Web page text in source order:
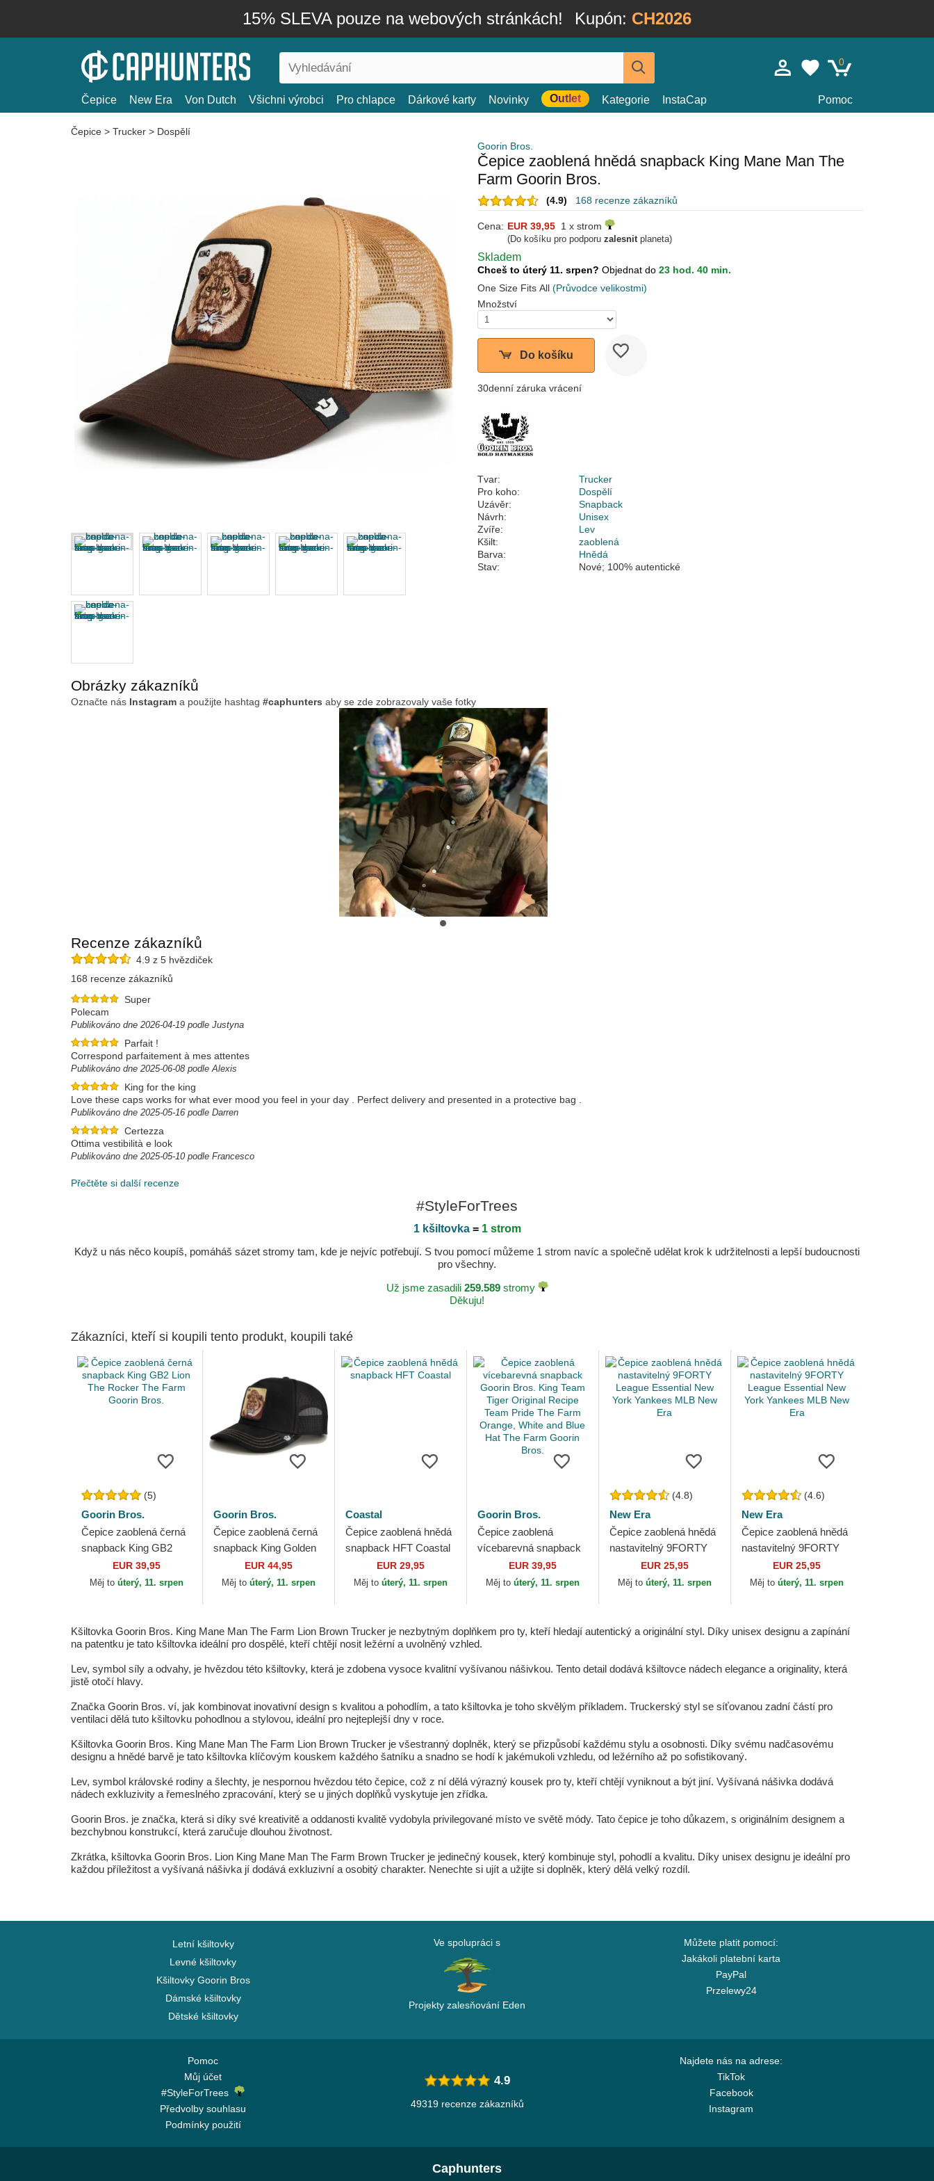
15% SLEVA pouze na webových stránkách! Kupón: CH2026
0
Čepice New Era Von Dutch Všichni výrobci Pro chlapce Dárkové karty Novinky Outlet Kategorie InstaCap Pomoc
Čepice > Trucker > Dospělí
Goorin Bros.
Čepice zaoblená hnědá snapback King Mane Man The
Farm Goorin Bros.
(4.9) 168 recenze zákazníků
Cena: EUR 39,95 1 x strom
(Do košíku pro podporu zalesnitplaneta)
Skladem
Chceš to úterý 11. srpen? Objednat do 23 hod. 40 min.
One Size Fits All (Průvodce velikostmi)
Množství
Do košíku
30denní záruka vrácení
Tvar:
Trucker
Pro koho:
Dospělí
Uzávěr:
Snapback
Návrh:
Unisex
Zvíře:
Lev
Kšilt:
zaoblená
Barva:
Hnědá
Stav:
Nové; 100% autentické
Obrázky zákazníků
Označte nás Instagram a použijte hashtag #caphunters aby se zde zobrazovaly vaše fotky
Recenze zákazníků
4.9 z 5 hvězdiček
168 recenze zákazníků
Super
Polecam
Publikováno dne 2026-04-19 podle Justyna
Parfait !
Correspond parfaitement à mes attentes
Publikováno dne 2025-06-08 podle Alexis
King for the king
Love these caps works for what ever mood you feel in your day . Perfect delivery and presented in a protective bag .
Publikováno dne 2025-05-16 podle Darren
Certezza
Ottima vestibilità e look
Publikováno dne 2025-05-10 podle Francesco
Přečtěte si další recenze
#StyleForTrees
1 kšiltovka= 1 strom
Když u nás něco koupíš, pomáháš sázet stromy tam, kde je nejvíc potřebují. S tvou pomocí můžeme 1 strom navíc a společně udělat krok k udržitelnosti a lepší budoucnosti
pro všechny.
Už jsme zasadili 259.589stromy
Děkuju!
Zákazníci, kteří si koupili tento produkt, koupili také
(5)
Goorin Bros.
Čepice zaoblená černá
snapback King GB2
Lion The Rocker The
Farm Goorin Bros.
EUR 39,95
Měj to úterý, 11. srpen
Goorin Bros.
Čepice zaoblená černá
snapback King Golden
Suede The Farm Goorin
Bros.
EUR 44,95
Měj to úterý, 11. srpen
Coastal
Čepice zaoblená hnědá
snapback HFT Coastal
EUR 29,95
Měj to úterý, 11. srpen
Goorin Bros.
Čepice zaoblená
vícebarevná snapback
Goorin Bros. King Team
Tiger Original Recipe
EUR 39,95
Měj to úterý, 11. srpen
(4.8)
New Era
Čepice zaoblená hnědá
nastavitelný 9FORTY
League Essential New
York Yankees MLB
EUR 25,95
Měj to úterý, 11. srpen
(4.6)
New Era
Čepice zaoblená hnědá
nastavitelný 9FORTY
League Essential New
York Yankees MLB New
EUR 25,95
Měj toúterý, 11. srpen
Kšiltovka Goorin Bros. King Mane Man The Farm Lion Brown Trucker je nezbytným doplňkem pro ty, kteří hledají autentický a originální styl. Díky unisex designu a zapínání
na patentku je tato kšiltovka ideální pro dospělé, kteří chtějí nosit ležérní a uvolněný vzhled.
Lev, symbol síly a odvahy, je hvězdou této kšiltovky, která je zdobena vysoce kvalitní vyšívanou nášivkou. Tento detail dodává kšiltovce nádech elegance a originality, která
jistě otočí hlavy.
Značka Goorin Bros. ví, jak kombinovat inovativní design s kvalitou a pohodlím, a tato kšiltovka je toho skvělým příkladem. Truckerský styl se síťovanou zadní částí pro
ventilaci dělá tuto kšiltovku pohodlnou a stylovou, ideální pro nejteplejší dny v roce.
Kšiltovka Goorin Bros. King Mane Man The Farm Lion Brown Trucker je všestranný doplněk, který se přizpůsobí každému stylu a osobnosti. Díky svému nadčasovému
designu a hnědé barvě je tato kšiltovka klíčovým kouskem každého šatníku a snadno se hodí k jakémukoli vzhledu, od ležérního až po sofistikovaný.
Lev, symbol královské rodiny a šlechty, je nespornou hvězdou této čepice, což z ní dělá výrazný kousek pro ty, kteří chtějí vyniknout a být jiní. Vyšívaná nášivka dodává
nádech exkluzivity a řemeslného zpracování, který se u jiných doplňků vyskytuje jen zřídka.
Goorin Bros. je značka, která si díky své kreativitě a oddanosti kvalitě vydobyla privilegované místo ve světě módy. Tato čepice je toho důkazem, s originálním designem a
bezchybnou konstrukcí, která zaručuje dlouhou životnost.
Zkrátka, kšiltovka Goorin Bros. Lion King Mane Man The Farm Brown Trucker je jedinečný kousek, který kombinuje styl, pohodlí a kvalitu. Díky unisex designu je ideální pro
každou příležitost a vyšívaná nášivka jí dodává exkluzivní a osobitý charakter. Nenechte si ujít a užijte si doplněk, který dělá velký rozdíl.
Letní kšiltovky
Levné kšiltovky
Kšiltovky Goorin Bros
Dámské kšiltovky
Dětské kšiltovky
Ve spolupráci s
Projekty zalesňování Eden
Můžete platit pomocí:
Jakákoli platební karta
PayPal
Przelewy24
Pomoc
Můj účet
#StyleForTrees
Předvolby souhlasu
Podmínky použití
Najdete nás na adrese:
TikTok
Facebook
Instagram
4.9
49319 recenze zákazníků
Caphunters